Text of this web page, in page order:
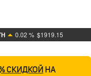
0.02 % $1919.15
СКИДКОЙ НА